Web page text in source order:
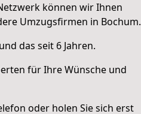
können wir Ihnen
Umzugsfirmen in Bochum.
das seit 6 Jahren.
für Ihre Wünsche und
oder holen Sie sich erst